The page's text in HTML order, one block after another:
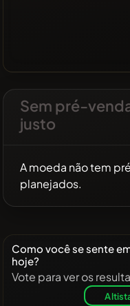
Sem pré-
justo
A moeda não tem
planejados.
Como você se sente
hoje?
Vote para ver os